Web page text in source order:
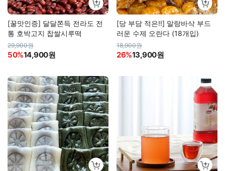
[꿀맛인증] 달달쫀득 전라도 전
통 호박고지 찹쌀시루떡
29,900원
50%14,900원
[당 부담 적은!!] 말랑바삭 부드
러운 수제 오란다 (18개입)
18,900원
26%13,900원